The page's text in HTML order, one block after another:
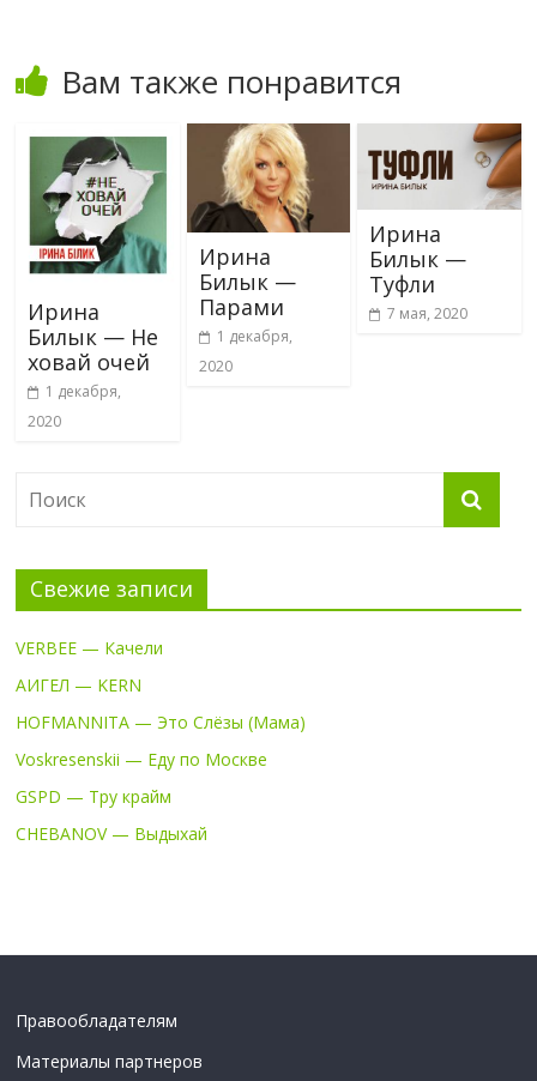
Вам также понравится
Ирина
Билык — Не
ховай очей
1 декабря,
2020
Ирина
Билык —
Парами
1 декабря,
2020
Ирина
Билык —
Туфли
7 мая, 2020
Свежие записи
VERBEE — Качели
АИГЕЛ — KERN
HOFMANNITA — Это Слёзы (Мама)
Voskresenskii — Еду по Москве
GSPD — Тру крайм
CHEBANOV — Выдыхай
Правообладателям
Материалы партнеров